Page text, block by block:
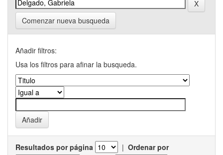
Comenzar nueva busqueda
Añadir filtros:
Usa los filtros para afinar la busqueda.
Resultados por página | Ordenar por